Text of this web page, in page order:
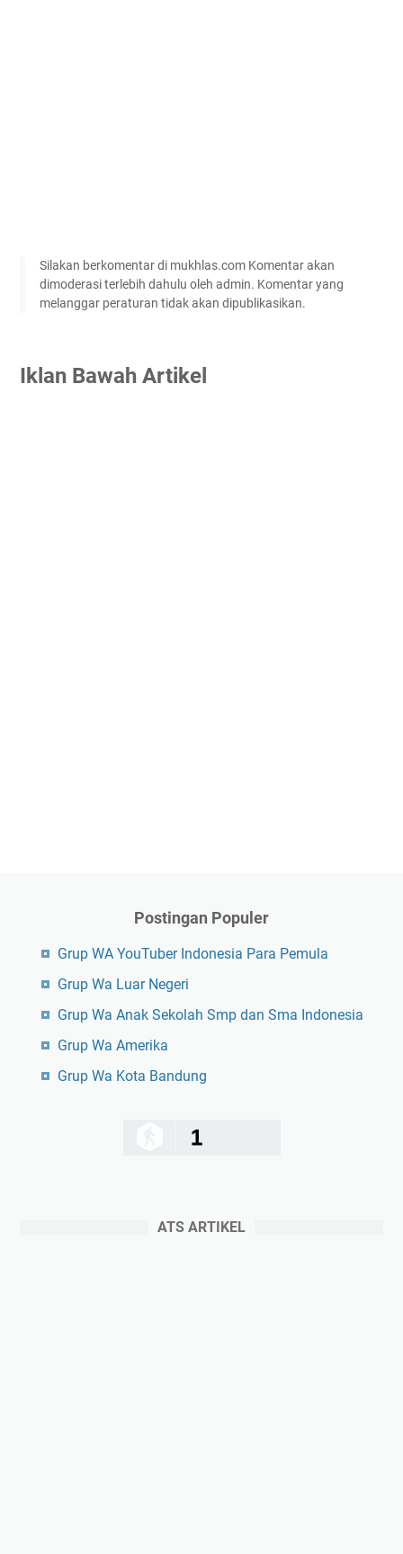
Silakan berkomentar di mukhlas.com Komentar akan
dimoderasi terlebih dahulu oleh admin. Komentar yang
melanggar peraturan tidak akan dipublikasikan.
Iklan Bawah Artikel
Postingan Populer
Grup WA YouTuber Indonesia Para Pemula
Grup Wa Luar Negeri
Grup Wa Anak Sekolah Smp dan Sma Indonesia
Grup Wa Amerika
Grup Wa Kota Bandung
1
ATS ARTIKEL